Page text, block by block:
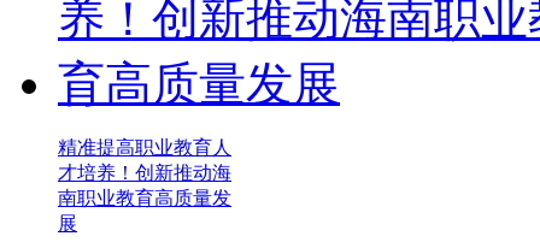
精准提高职业教育人
才培养！创新推动海
南职业教育高质量发
展